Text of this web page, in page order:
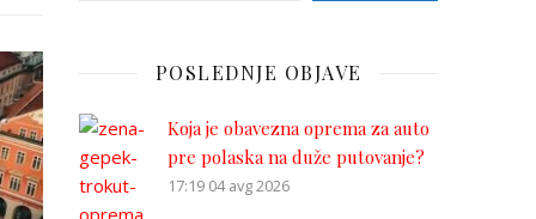
POSLEDNJE OBJAVE
Koja je obavezna oprema za auto
pre polaska na duže putovanje?
17:19 04 avg 2026